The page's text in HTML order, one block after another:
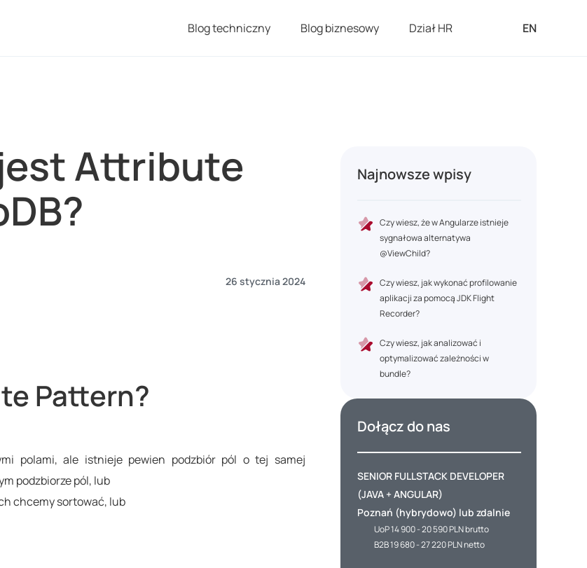
Blog techniczny Blog biznesowy Dział HR EN
Attribute
26 stycznia 2024
Pattern?
polami, ale istnieje pewien podzbiór pól o tej samej
podzbiorze pól, lub
chcemy sortować, lub
Najnowsze wpisy
Czy wiesz, że w Angularze istnieje
sygnałowa alternatywa
@ViewChild?
Czy wiesz, jak wykonać profilowanie
aplikacji za pomocą JDK Flight
Recorder?
Czy wiesz, jak analizować i
optymalizować zależności w
bundle?
Dołącz do nas
SENIOR FULLSTACK DEVELOPER
(JAVA + ANGULAR)
Poznań (hybrydowo) lub zdalnie
UoP 14 900 - 20 590 PLN brutto
B2B 19 680 - 27 220 PLN netto